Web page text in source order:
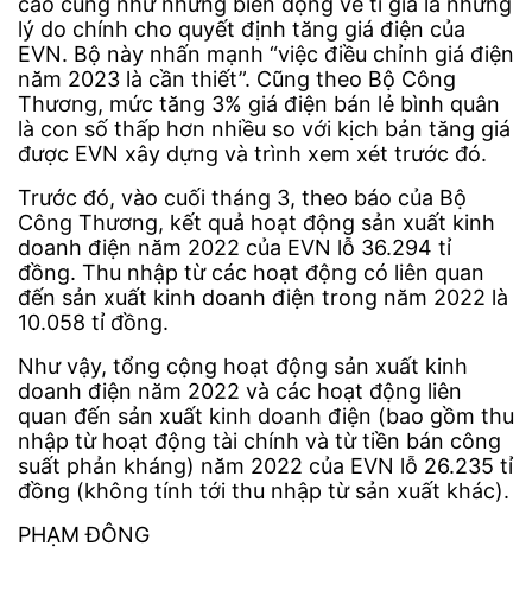
lý do chính cho quyết định tăng giá điện của
EVN. Bộ này nhấn mạnh “việc điều chỉnh giá điện
năm 2023 là cần thiết”. Cũng theo Bộ Công
Thương, mức tăng 3% giá điện bán lẻ bình quân
là con số thấp hơn nhiều so với kịch bản tăng giá
được EVN xây dựng và trình xem xét trước đó.
Trước đó, vào cuối tháng 3, theo báo của Bộ
Công Thương, kết quả hoạt động sản xuất kinh
doanh điện năm 2022 của EVN lỗ 36.294 tỉ
đồng. Thu nhập từ các hoạt động có liên quan
đến sản xuất kinh doanh điện trong năm 2022 là
10.058 tỉ đồng.
Như vậy, tổng cộng hoạt động sản xuất kinh
doanh điện năm 2022 và các hoạt động liên
quan đến sản xuất kinh doanh điện (bao gồm thu
nhập từ hoạt động tài chính và từ tiền bán công
suất phản kháng) năm 2022 của EVN lỗ 26.235 tỉ
đồng (không tính tới thu nhập từ sản xuất khác).
PHẠM ĐÔNG